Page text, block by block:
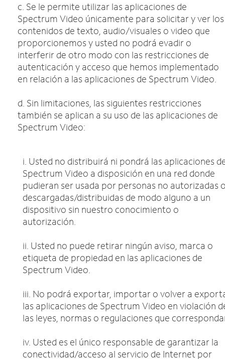
c. Se le permite utilizar las aplicaciones de
Spectrum Video únicamente para solicitar y ver los
contenidos de texto, audio/visuales o video que
proporcionemos y usted no podrá evadir o
interferir de otro modo con las restricciones de
autenticación y acceso que hemos implementado
en relación a las aplicaciones de Spectrum Video.
d. Sin limitaciones, las siguientes restricciones
también se aplican a su uso de las aplicaciones de
Spectrum Video:
i. Usted no distribuirá ni pondrá las aplicaciones
Spectrum Video a disposición en una red donde
pudieran ser usada por personas no autorizadas
descargadas/distribuidas de modo alguno a un
dispositivo sin nuestro conocimiento o
autorización.
ii. Usted no puede retirar ningún aviso, marca o
etiqueta de propiedad en las aplicaciones de
Spectrum Video.
iii. No podrá exportar, importar o volver a
las aplicaciones de Spectrum Video en violación
las leyes, normas o regulaciones que
iv. Usted es el único responsable de garantizar la
conectividad/acceso al servicio de Internet por